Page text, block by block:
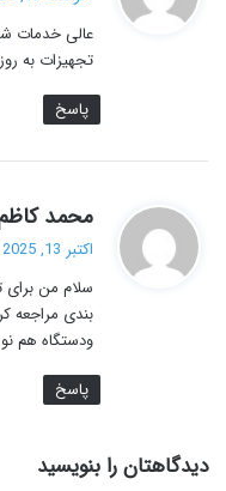
:
عالی خدمات
تجهیزات به
پاسخ
محمد
اکتبر 13, 2025 در 9:04 ق.ظ
سلام من
بندی مراجعه
ودستگاه هم نو
پاسخ
دیدگاهتان را بنویسید